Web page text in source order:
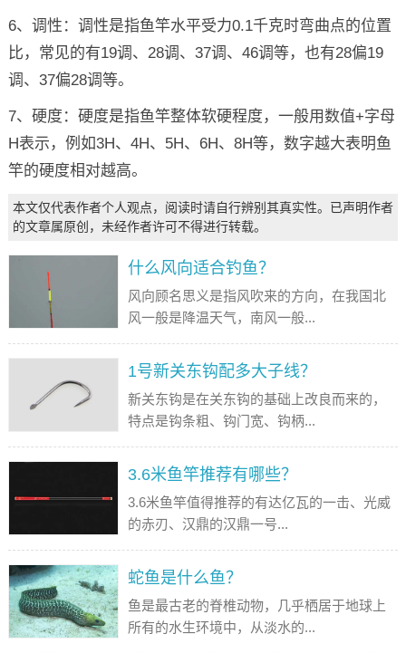
6、调性：调性是指鱼竿水平受力0.1千克时弯曲点的位置
比，常见的有19调、28调、37调、46调等，也有28偏19
调、37偏28调等。
7、硬度：硬度是指鱼竿整体软硬程度，一般用数值+字母
H表示，例如3H、4H、5H、6H、8H等，数字越大表明鱼
竿的硬度相对越高。
本文仅代表作者个人观点，阅读时请自行辨别其真实性。已声明作者
的文章属原创，未经作者许可不得进行转载。
什么风向适合钓鱼？
风向顾名思义是指风吹来的方向，在我国北
风一般是降温天气，南风一般...
1号新关东钩配多大子线？
新关东钩是在关东钩的基础上改良而来的，
特点是钩条粗、钩门宽、钩柄...
3.6米鱼竿推荐有哪些？
3.6米鱼竿值得推荐的有达亿瓦的一击、光威
的赤刃、汉鼎的汉鼎一号...
蛇鱼是什么鱼？
鱼是最古老的脊椎动物，几乎栖居于地球上
所有的水生环境中，从淡水的...